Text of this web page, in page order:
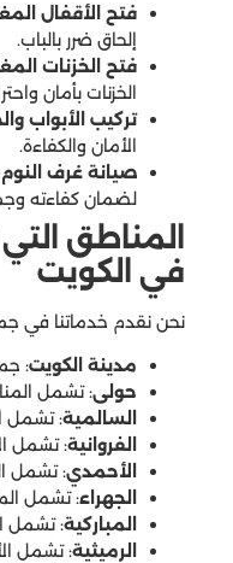
فتح الأقفال
إلحاق ضرر بالباب.
فتح الخزنات
الخزنات بأمان
تركيب الأبواب
الأمان والكفاءة.
صيانة غرف
لضمان كفاءته
المناطق
في الكويت
نحن نقدم خدماتنا في
مدينة الكويت:
حولى: تشمل
السالمية: تشمل
الفروانية: تشمل
الأحمدي: تشمل
الجهراء: تشمل
المباركية: تشمل
الرميثية: تشمل